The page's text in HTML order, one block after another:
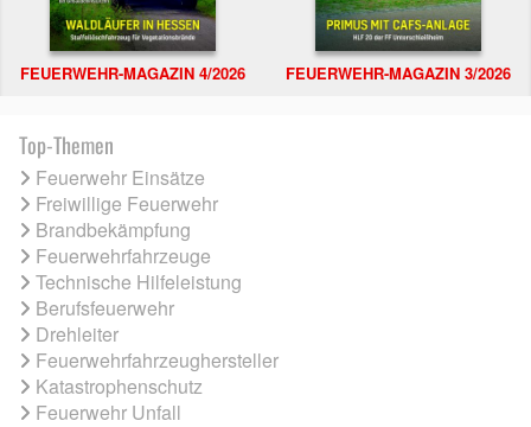
FEUERWEHR-MAGAZIN 4/2026 FEUERWEHR-MAGAZIN 3/2026
Top-Themen
Feuerwehr Einsätze
Freiwillige Feuerwehr
Brandbekämpfung
Feuerwehrfahrzeuge
Technische Hilfeleistung
Berufsfeuerwehr
Drehleiter
Feuerwehrfahrzeughersteller
Katastrophenschutz
Feuerwehr Unfall